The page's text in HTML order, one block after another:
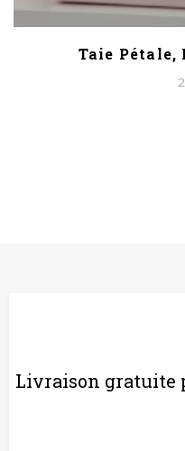
Taie Pétale,
Livraison gratuite